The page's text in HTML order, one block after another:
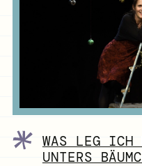
WAS LEG ICH
UNTERS